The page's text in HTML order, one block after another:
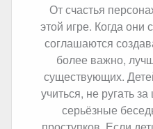
От счастья
этой игре. Когда они
соглашаются
более важно,
существующих.
учиться, не ругать
серьёзные